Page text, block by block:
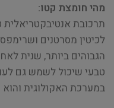
מהי חומצת קטו:
תרכובת אנטיבקטריאלית
לכיטין מסרטנים
הגבוהים ביותר, שנית
טבעי שיכול לשמש גם
במערכת האקולוגית